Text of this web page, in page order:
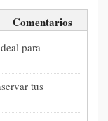
Comentarios
para
tus